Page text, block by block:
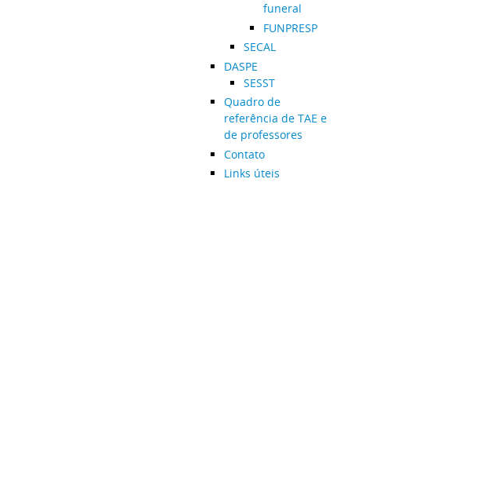
funeral
FUNPRESP
SECAL
DASPE
SESST
Quadro de
referência de TAE e
de professores
Contato
Links úteis